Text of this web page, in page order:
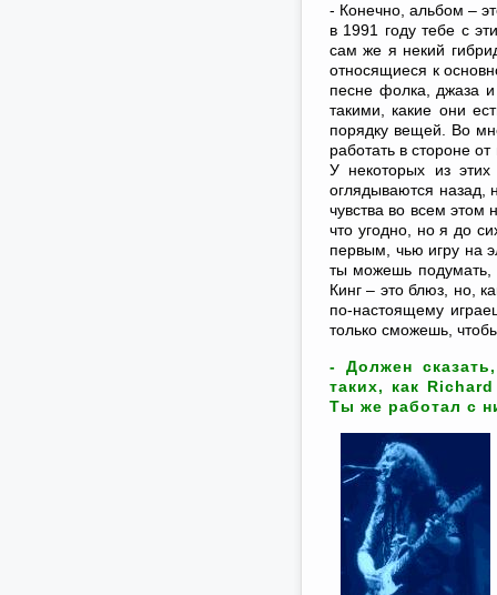
- Конечно, альбом –
в 1991 году тебе с
сам же я некий
относящиеся к
песне фолка, джаза
такими, какие они
порядку вещей. Во
работать в стороне
У некоторых из
оглядываются назад,
чувства во всем этом
что угодно, но я до
первым, чью игру на
ты можешь подумать,
Кинг – это блюз, но,
по-настоящему
только сможешь,
- Должен
таких, как
Ты же работал с